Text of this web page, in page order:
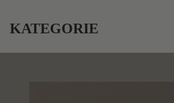
KATEGORIE